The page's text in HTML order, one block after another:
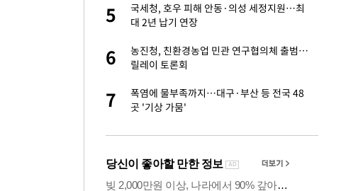
5
국세청, 호우 피해 안동·의성 세정지원…최
대 2년 납기 연장
6
농진청, 친환경농업 민관 연구협의체 출범…
릴레이 토론회
7
폭염에 물부족까지…대구·부산 등 전국 48
곳 '기상 가뭄'